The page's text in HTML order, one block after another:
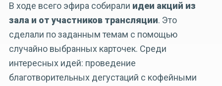
В ходе всего эфира собирали идеи акций из
зала и от участников трансляции. Это
сделали по заданным темам с помощью
случайно выбранных карточек. Среди
интересных идей: проведение
благотворительных дегустаций с кофейными